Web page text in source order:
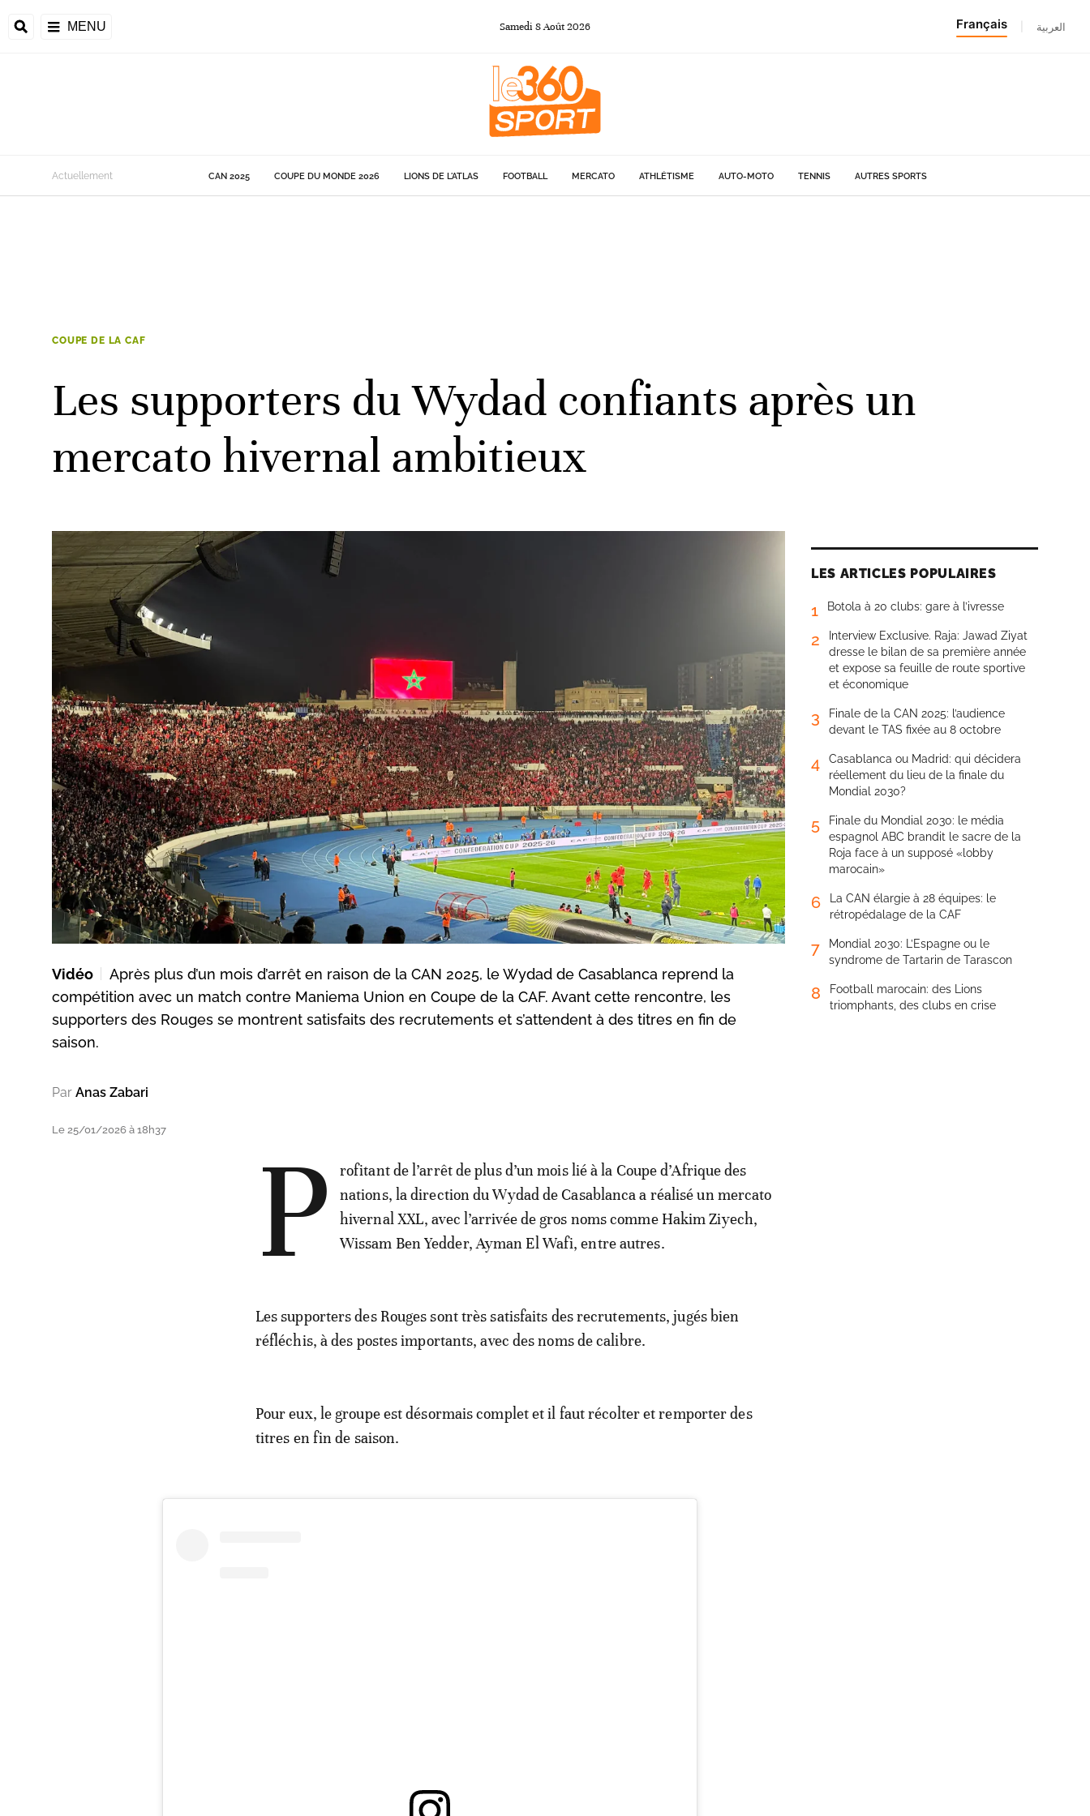
MENU Samedi 8Août2026 Français العربية
de la CAF
Actuellement CAN 2025 COUPE DU MONDE 2026 LIONS DE L'ATLAS FOOTBALL MERCATO ATHLÉTISME AUTO-MOTO TENNIS AUTRES SPORTS
COUPE DE LA CAF
Les supporters du Wydad confiants après un
mercato hivernal ambitieux
Vidéo
Après plus d’un mois d’arrêt en raison de la CAN 2025, le Wydad de Casablanca reprend la
compétition avec un match contre Maniema Union en Coupe de la CAF. Avant cette rencontre, les
supporters des Rouges se montrent satisfaits des recrutements et s’attendent à des titres en fin de
saison.
Par Anas Zabari
Le 25/01/2026 à 18h37 P
rofitant de l’arrêt de plus d’un mois lié à la Coupe d’Afrique des
nations, la direction du Wydad de Casablanca a réalisé un mercato
hivernal XXL, avec l’arrivée de gros noms comme Hakim Ziyech,
Wissam Ben Yedder, Ayman El Wafi, entre autres.
Les supporters des Rouges sont très satisfaits des recrutements, jugés bien
réfléchis, à des postes importants, avec des noms de calibre.
Pour eux, le groupe est désormais complet et il faut récolter et remporter des
titres en fin de saison.
LES ARTICLES POPULAIRES
1 Botola à 20 clubs: gare à l’ivresse
2
Interview Exclusive. Raja: Jawad Ziyat
dresse le bilan de sa première année
et expose sa feuille de route sportive
et économique
3
Finale de la CAN 2025: l’audience
devant le TAS fixée au 8 octobre
4
Casablanca ou Madrid: qui décidera
réellement du lieu de la finale du
Mondial 2030?
5
Finale du Mondial 2030: le média
espagnol ABC brandit le sacre de la
Roja face à un supposé «lobby
marocain»
6
La CAN élargie à 28 équipes: le
rétropédalage de la CAF
7
Mondial 2030: L’Espagne ou le
syndrome de Tartarin de Tarascon
8
Football marocain: des Lions
triomphants, des clubs en crise